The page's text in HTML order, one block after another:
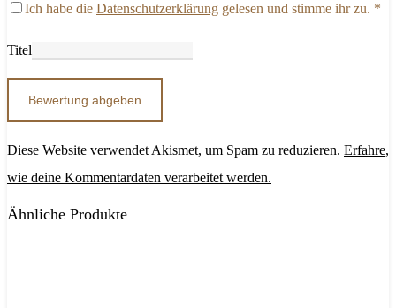
Ich habe die Datenschutzerklärung gelesen und stimme ihr zu. *
Titel
Diese Website verwendet Akismet, um Spam zu reduzieren. Erfahre,
wie deine Kommentardaten verarbeitet werden.
Ähnliche Produkte